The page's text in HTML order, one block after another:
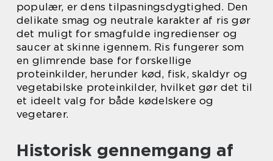
populær, er dens tilpasningsdygtighed. Den
delikate smag og neutrale karakter af ris gør
det muligt for smagfulde ingredienser og
saucer at skinne igennem. Ris fungerer som
en glimrende base for forskellige
proteinkilder, herunder kød, fisk, skaldyr og
vegetabilske proteinkilder, hvilket gør det til
et ideelt valg for både kødelskere og
vegetarer.
Historisk gennemgang af